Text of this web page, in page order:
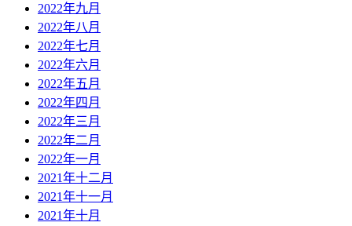
2022年九月
2022年八月
2022年七月
2022年六月
2022年五月
2022年四月
2022年三月
2022年二月
2022年一月
2021年十二月
2021年十一月
2021年十月